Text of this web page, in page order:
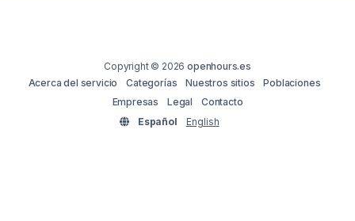
Copyright © 2026openhours.es
Acerca del servicio
Categorías Nuestros sitios
Poblaciones
Empresas
Legal
Contacto
Español
English